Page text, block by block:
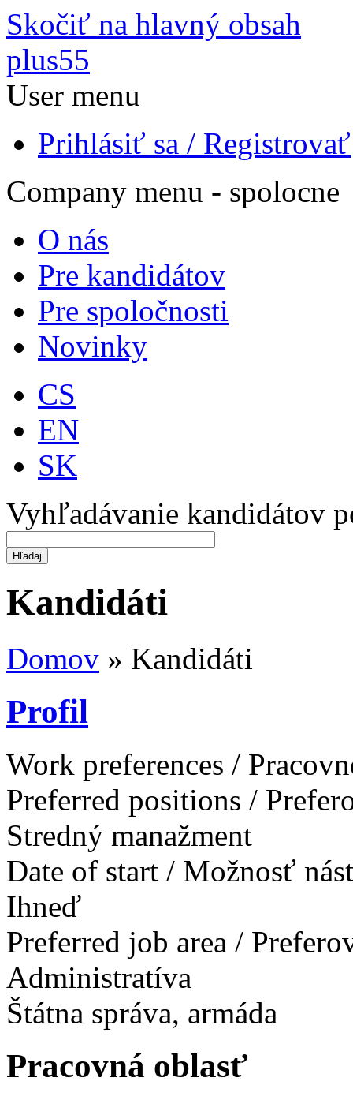
Skočiť na hlavný obsah
plus55
User menu
Prihlásiť sa / Registrovať
Company menu - spolocne
O nás
Pre kandidátov
Pre spoločnosti
Novinky
CS
EN
SK
Vyhľadávanie kandidátov
Kandidáti
Domov » Kandidáti
Profil
Work preferences /
Preferred positions /
Stredný manažment
Date of start / Možnosť
Ihneď
Preferred job area /
Administratíva
Štátna správa, armáda
Pracovná oblasť